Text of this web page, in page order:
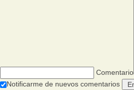
Comentario
Notificarme de nuevos comentarios